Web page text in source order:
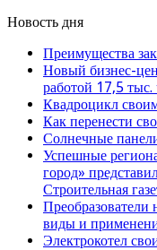
Новость дня
Преимущества
Новый бизнес-
работой 17,5 тыс.
Квадроцикл
Как перенести
Солнечные
Успешные
город»
Строительная
виды и
Электрокотел